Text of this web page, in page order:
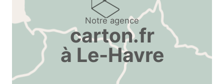
Notre agence
carton.fr
à Le-Havre